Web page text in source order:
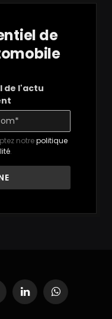
de
de l'actu
notrepolitique
.
LinkedInWhatsApp